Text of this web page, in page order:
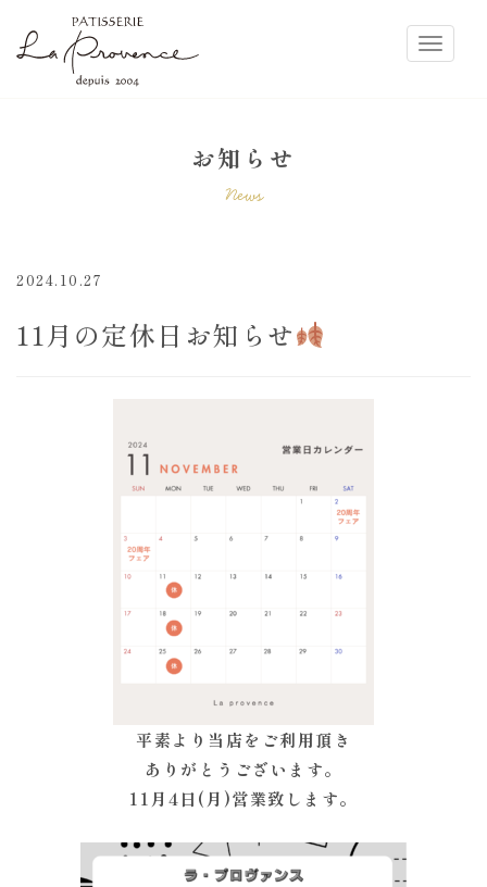
お知らせ
News
2024.10.27
11月の定休日お知らせ
平素より当店をご利用頂き
ありがとうございます。
11月4日(月)営業致します。